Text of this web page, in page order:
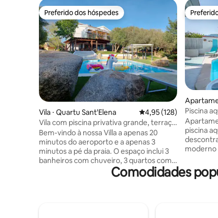
Preferido dos hóspedes
Preferido dos hóspedes
Vila ⋅ Quartu Sant'Elena 4,95 de uma avaliação
4,95 (128)
Vila com piscina privativa grande, terraço
com vista para o mar e churrasqueira
Bem-vindo à nossa Villa a apenas 20
minutos do aeroporto e a apenas 3
minutos a pé da praia. O espaço inclui 3
banheiros com chuveiro, 3 quartos com
A/C e TV plana em todos os quartos.
Oferecemos uma cozinha totalmente
Piscina
piscina
moderno
cidade e
Comodidades